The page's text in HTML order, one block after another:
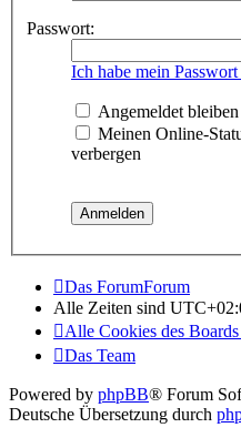
Passwort:
Ich habe mein Passwort
Angemeldet bleiben
Meinen Online-
verbergen
Das ForumForum
Alle Zeiten sind
Alle Cookies des Boards
Das Team
Powered by phpBB® Forum
Deutsche Übersetzung durch